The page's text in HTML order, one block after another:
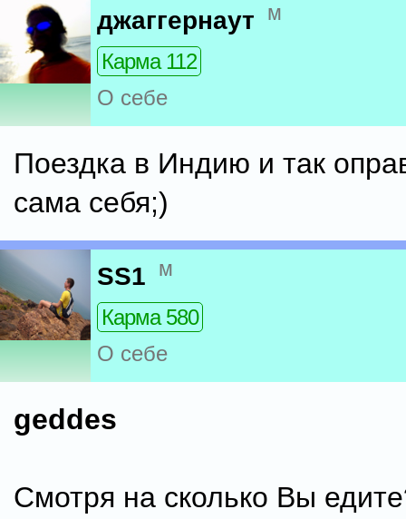
джаггернаут м
Карма 112
О себе
Поездка в Индию и так
сама себя;)
SS1 м
Карма 580
О себе
geddes
Смотря на сколько Вы